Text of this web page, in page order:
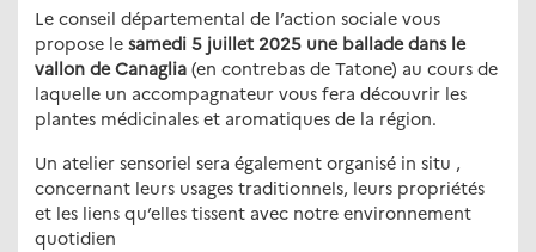
Le conseil départemental de l’action sociale vous
propose le samedi 5 juillet 2025 une ballade dans le
vallon de Canaglia (en contrebas de Tatone) au cours de
laquelle un accompagnateur vous fera découvrir les
plantes médicinales et aromatiques de la région.
Un atelier sensoriel sera également organisé in situ ,
concernant leurs usages traditionnels, leurs propriétés
et les liens qu’elles tissent avec notre environnement
quotidien